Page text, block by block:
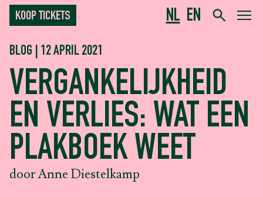
NL EN
KOOP TICKETS
BLOG | 12 APRIL 2021
VERGANKELIJKHEID
EN VERLIES: WAT EEN
PLAKBOEK WEET
door Anne Diestelkamp